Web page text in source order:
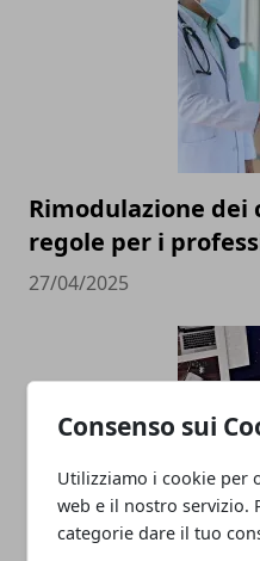
Consenso sui
Utilizziamo i cookie per
web e il nostro servizio.
categorie dare il tuo
Rimodulazione dei
regole per i
27/04/2025
Social Media